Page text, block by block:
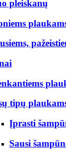
pleiskanų
tipų
Įprasti
Sausi